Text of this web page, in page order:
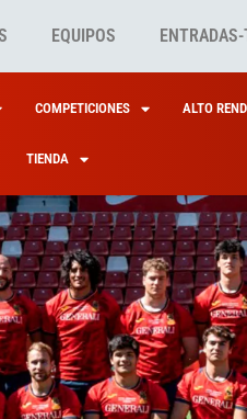
EQUIPOS
COMPETICIONES ALTO
TIENDA